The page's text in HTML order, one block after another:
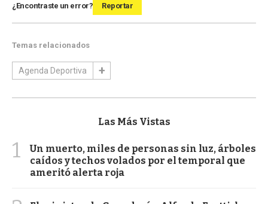
¿Encontraste un error? Reportar
Temas relacionados
Agenda Deportiva
Las Más Vistas
1
Un muerto, miles de personas sin luz, árboles
caídos y techos volados por el temporal que
ameritó alerta roja